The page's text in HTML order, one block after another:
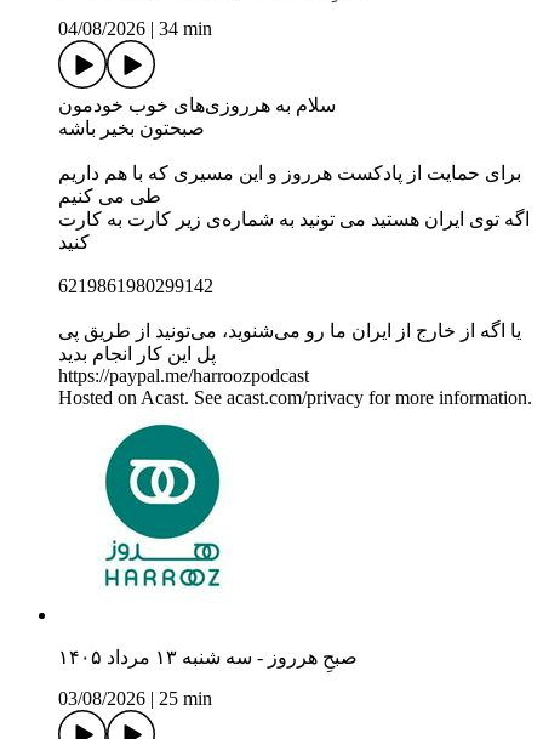
04/08/2026
34 min
سلام به هرروزی‌های خوب خودمون
صبحتون بخیر باشه
برای حمایت از پادکست هرروز و این مسیری که با هم داریم
طی می کنیم
اگه توی ایران هستید می تونید به شماره‌ی زیر کارت به کارت
کنید
6219861980299142
یا اگه از خارج از ایران ما رو می‌شنوید، می‌تونید از طریق پی
پل این کار انجام بدید
https://paypal.me/harroozpodcast
Hosted on Acast. See acast.com/privacy for more information.
صبحِ هرروز - سه شنبه ۱۳ مرداد ۱۴۰۵
03/08/2026
25 min